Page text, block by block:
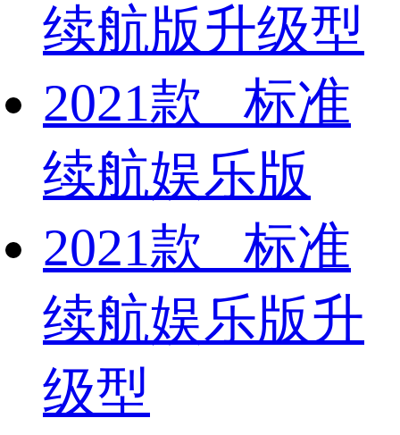
续航版升级型
2021款 标准
续航娱乐版
2021款 标准
续航娱乐版升
级型